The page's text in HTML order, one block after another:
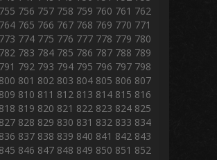
755 756 757 758 759 760 761 762
764 765 766 767 768 769 770 771
773 774 775 776 777 778 779 780
782 783 784 785 786 787 788 789
791 792 793 794 795 796 797 798
800 801 802 803 804 805 806 807
809 810 811 812 813 814 815 816
818 819 820 821 822 823 824 825
827 828 829 830 831 832 833 834
836 837 838 839 840 841 842 843
845 846 847 848 849 850 851 852